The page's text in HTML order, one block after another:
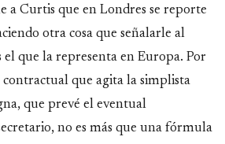
a Curtis que en Londres se reporte
otra cosa que señalarle al
el que la representa en Europa. Por
que agita la simplista
que prevé el eventual
no es más que una fórmula